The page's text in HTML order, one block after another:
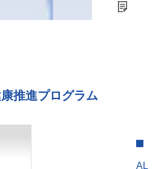
推進プログラム
AL